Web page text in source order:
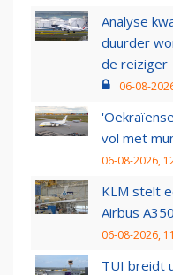
Analyse
duurder
de reiziger
06-08-
vol met
06-08-2026,
KLM stelt
Airbus
06-08-2026,
TUI breidt